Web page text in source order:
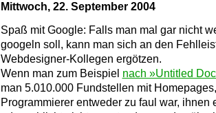
Mittwoch, 22. September 2004
Spaß mit Google: Falls man mal gar nicht
googeln soll, kann man sich an den
Webdesigner-Kollegen ergötzen.
Wenn man zum Beispiel nach »Untitled
man 5.010.000 Fundstellen mit
Programmierer entweder zu faul war, ihnen